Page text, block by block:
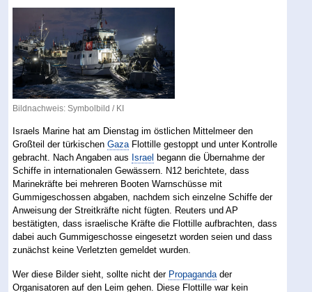
Bildnachweis: Symbolbild / KI
Israels Marine hat am Dienstag im östlichen Mittelmeer den
Großteil der türkischenGaza Flottille gestoppt und unter Kontrolle
gebracht. Nach Angaben aus Israel begann die Übernahme der
Schiffe in internationalen Gewässern. N12 berichtete, dass
Marinekräfte bei mehreren Booten Warnschüsse mit
Gummigeschossen abgaben, nachdem sich einzelne Schiffe der
Anweisung der Streitkräfte nicht fügten. Reuters und AP
bestätigten, dass israelische Kräfte die Flottille aufbrachten, dass
dabei auch Gummigeschosse eingesetzt worden seien und dass
zunächst keine Verletzten gemeldet wurden.
Wer diese Bilder sieht, sollte nicht der Propaganda der
Organisatoren auf den Leim gehen. Diese Flottille war kein